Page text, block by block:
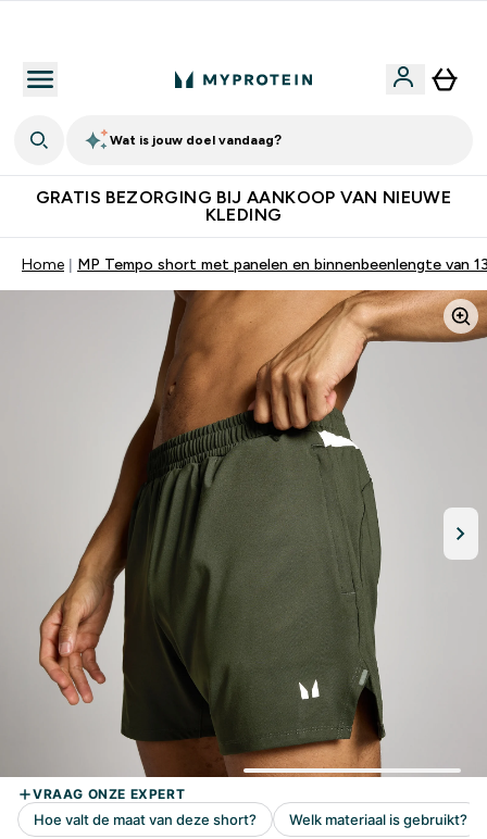
Wat is jouw doel vandaag?
GRATIS BEZORGING BIJ AANKOOP VAN NIEUWE
KLEDING
Home MP Tempo short met panelen en binnenbeenlengte van